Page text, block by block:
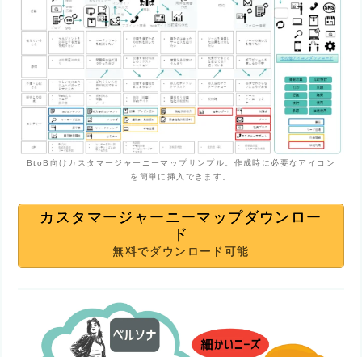
BtoB向けカスタマージャーニーマップサンプル。作成時に必要なアイコン
を簡単に挿入できます。
カスタマージャーニーマップダウンロー
ド
無料でダウンロード可能